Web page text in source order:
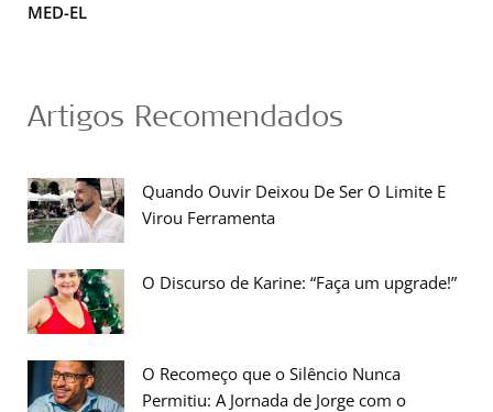
MED-EL
Artigos Recomendados
Quando Ouvir Deixou De Ser O Limite E
Virou Ferramenta
O Discurso de Karine: “Faça um upgrade!”
O Recomeço que o Silêncio Nunca
Permitiu: A Jornada de Jorge com o